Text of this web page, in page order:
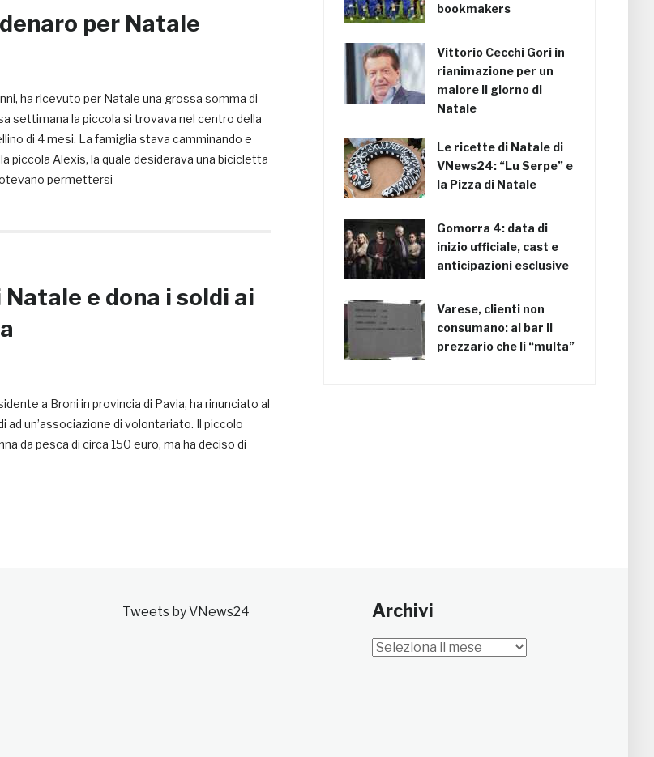
per Natale
ha ricevuto per Natale una grossa somma di
settimana la piccola si trovava nel centro della
di 4 mesi. La famiglia stava camminando e
piccola Alexis, la quale desiderava una bicicletta
permettersi
e dona i soldi ai
a Broni in provincia di Pavia, ha rinunciato al
ad un’associazione di volontariato. Il piccolo
da pesca di circa 150 euro, ma ha deciso di
bookmakers
Vittorio Cecchi Gori in
rianimazione per un
malore il giorno di
Natale
Le ricette di Natale di
VNews24: “Lu Serpe” e
la Pizza di Natale
Gomorra 4: data di
inizio ufficiale, cast e
anticipazioni esclusive
Varese, clienti non
consumano: al bar il
prezzario che li “multa”
Tweets by VNews24 Archivi
Archivi